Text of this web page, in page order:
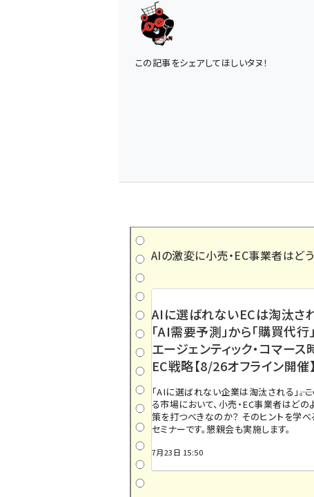
この記事をシェアしてほしいタヌ！
AIの激変に小売・EC事業者はど
AIに選ばれないECは淘汰され
「AI需要予測」から「購買代行
エージェンティック・コマース
EC戦略【8/26オフライン開催】
「AIに選ばれない企業は淘汰される」――。
る市場において、小売・EC事業者はどの
策を打つべきなのか？ そのヒントを学
セミナーです。懇親会も実施します。
7月23日 15:50